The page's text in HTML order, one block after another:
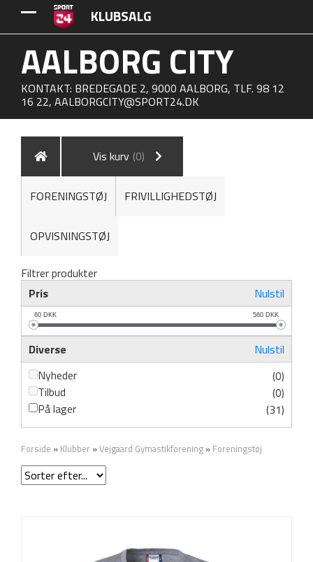
KLUBSALG
AALBORG CITY
KONTAKT: BREDEGADE 2, 9000 AALBORG, TLF. 98 12
16 22, AALBORGCITY@SPORT24.DK
Vis kurv (0)
FORENINGSTØJ FRIVILLIGHEDSTØJ
OPVISNINGSTØJ
Filtrer produkter
Pris
Nulstil
60 DKK 560 DKK
Diverse
Nulstil
Nyheder
(0)
Tilbud
(0)
På lager
(31)
Forside » Klubber »Vejgaard Gymastikforening » Foreningstøj